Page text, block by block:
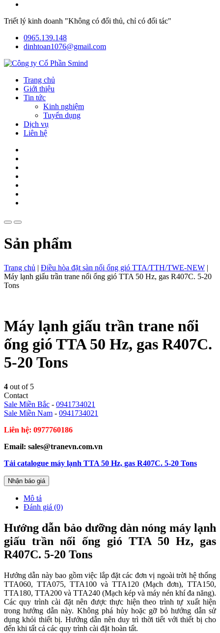
Triết lý kinh doanh "Không có đối thủ, chỉ có đối tác"
0965.139.148
dinhtoan1076@gmail.com
Trang chủ
Giới thiệu
Tin tức
Kinh nghiệm
Tuyển dụng
Dịch vụ
Liên hệ
Sản phẩm
Trang chủ | Điều hòa đặt sàn nối ống gió TTA/TTH/TWE-NEW |
Máy lạnh giấu trần trane nối ống gió TTA 50 Hz, gas R407C. 5-20
Tons
Máy lạnh giấu trần trane nối
ống gió TTA 50 Hz, gas R407C.
5-20 Tons
4 out of 5
Contact
Sale Miền Bắc - 0941734021
Sale Miền Nam - 0941734021
Liên hệ: 0977760186
Email: sales@tranevn.com.vn
Tải catalogue máy lạnh TTA 50 Hz, gas R407C. 5-20 Tons
Nhận báo giá
Mô tả
Đánh giá (0)
Hướng dẫn bảo dưỡng dàn nóng máy lạnh
giấu trần nối ống gió TTA 50 Hz, gas
R407C. 5-20 Tons
Hướng dẫn này bao gồm việc lắp đặt các đơn vị ngoài trời hệ thống
TTA060, TTA075, TTA100 và TTA120 (Mạch đơn), TTA150,
TTA180, TTA200 và TTA240 (Mạch kép và máy nén khí đa năng).
Các quy trình cài đặt nên được thực hiện theo trình tự xuất hiện
trong hướng dẫn này. Không phá hủy hoặc gỡ bỏ hướng dẫn sử
dụng khỏi thiết bị. Hướng dẫn nên duy trì thời tiết với thiết bị cho
đến khi tất cả các quy trình cài đặt hoàn tất.